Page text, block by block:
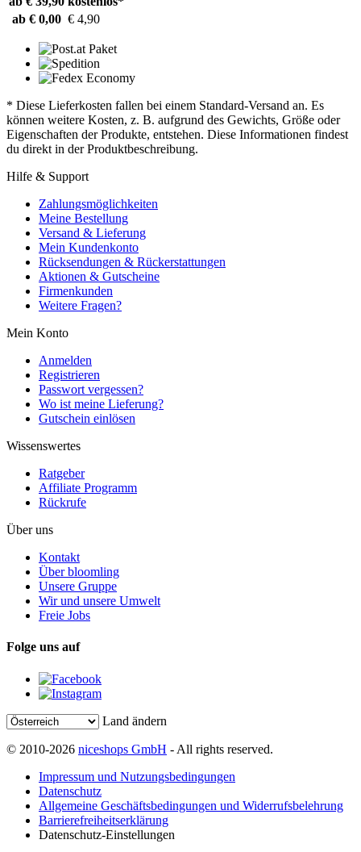
ab € 0,00 € 4,90
* Diese Lieferkosten fallen bei einem Standard-Versand an. Es
können weitere Kosten, z. B. aufgrund des Gewichts, Größe oder
Eigenschaften der Produkte, entstehen. Diese Informationen findest
du direkt in der Produktbeschreibung.
Hilfe & Support
Zahlungsmöglichkeiten
Meine Bestellung
Versand & Lieferung
Mein Kundenkonto
Rücksendungen & Rückerstattungen
Aktionen & Gutscheine
Firmenkunden
Weitere Fragen?
Mein Konto
Anmelden
Registrieren
Passwort vergessen?
Wo ist meine Lieferung?
Gutschein einlösen
Wissenswertes
Ratgeber
Affiliate Programm
Rückrufe
Über uns
Kontakt
Über bloomling
Unsere Gruppe
Wir und unsere Umwelt
Freie Jobs
Folge uns auf
Land ändern
© 2010-2026 niceshops GmbH - All rights reserved.
Impressum und Nutzungsbedingungen
Datenschutz
Allgemeine Geschäftsbedingungen und Widerrufsbelehrung
Barrierefreiheitserklärung
Datenschutz-Einstellungen